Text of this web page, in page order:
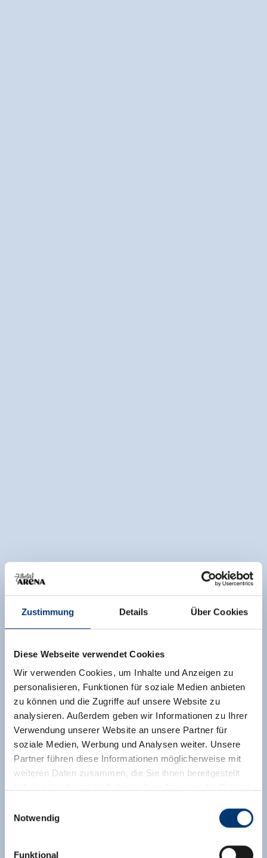
Zustimmung Details Über Cookies
Diese Webseite verwendet Cookies
Wir verwenden Cookies, um Inhalte und Anzeigen zu
personalisieren, Funktionen für soziale Medien anbieten
zu können und die Zugriffe auf unsere Website zu
analysieren. Außerdem geben wir Informationen zu Ihrer
Verwendung unserer Website an unsere Partner für
soziale Medien, Werbung und Analysen weiter. Unsere
Partner führen diese Informationen möglicherweise mit
weiteren Daten zusammen, die Sie ihnen bereitgestellt
Notwendig
Funktional